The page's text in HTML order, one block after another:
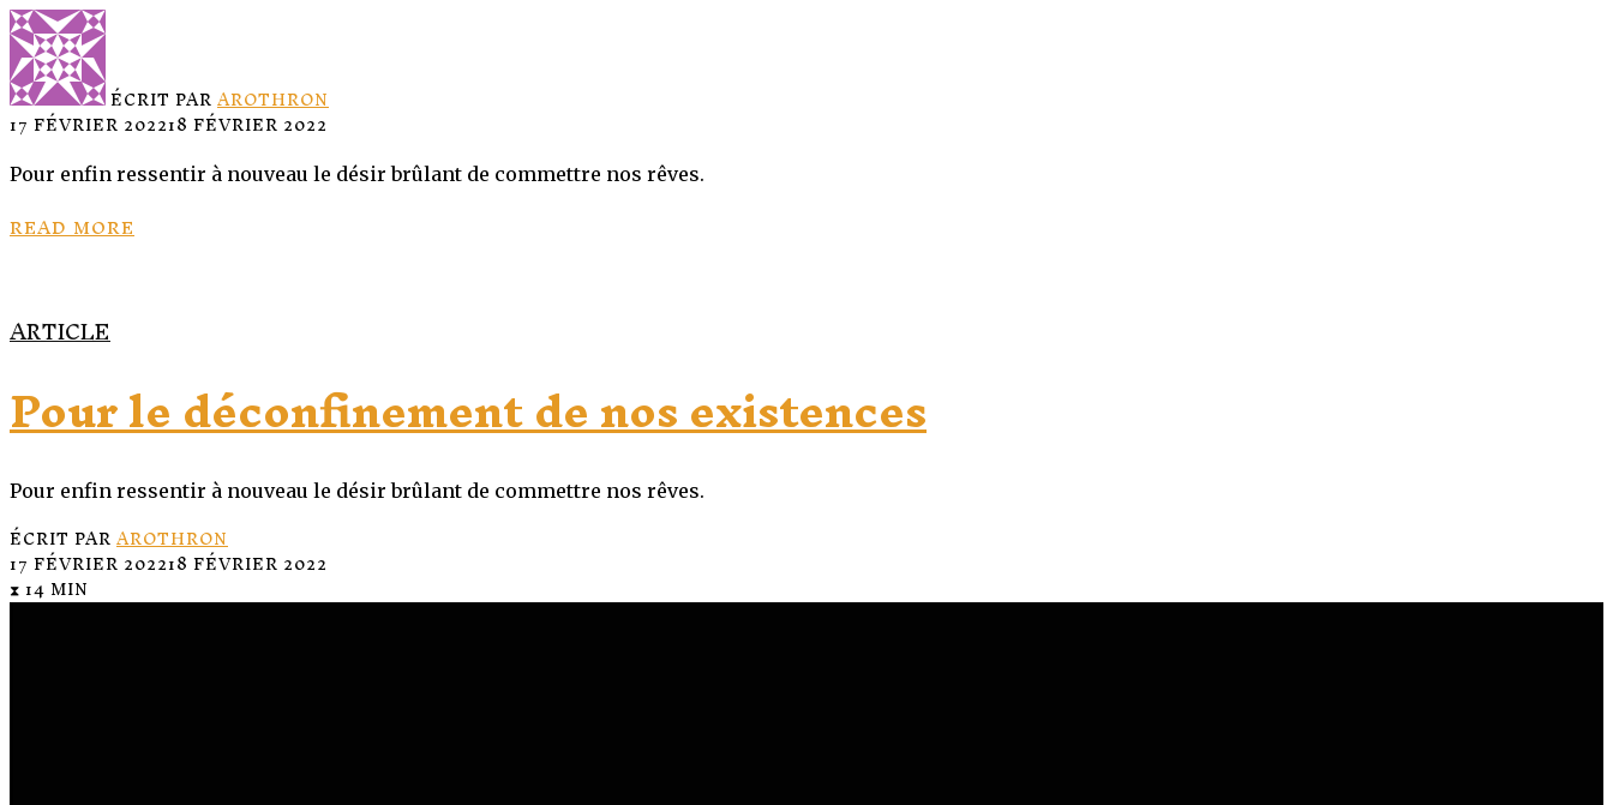
ÉCRIT PARAROTHRON
17 FÉVRIER 202218 FÉVRIER 2022
Pour enfin ressentir à nouveau le désir brûlant de commettre nos rêves.
READ MORE
ARTICLE
Pour le déconfinement de nos existences
Pour enfin ressentir à nouveau le désir brûlant de commettre nos rêves.
ÉCRIT PARAROTHRON
17 FÉVRIER 202218 FÉVRIER 2022
⧗ 14 MIN